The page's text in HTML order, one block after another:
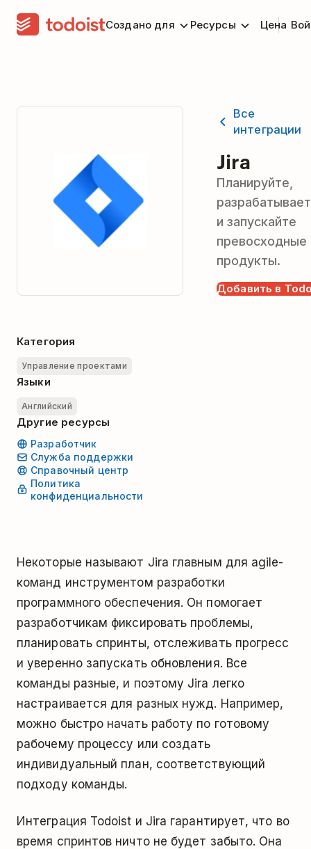
Создано для Ресурсы Цена
Все
интеграции
Jira
Планируйте,
и запускайте
превосходные
продукты.
Добавить в
Категория
Управление проектами
Языки
Английский
Другие ресурсы
Разработчик
Служба поддержки
Справочный центр
Политика
конфиденциальности
Некоторые называют Jira главным для agile-
команд инструментом разработки
программного обеспечения. Он помогает
разработчикам фиксировать проблемы,
планировать спринты, отслеживать прогресс
и уверенно запускать обновления. Все
команды разные, и поэтому Jira легко
настраивается для разных нужд. Например,
можно быстро начать работу по готовому
рабочему процессу или создать
индивидуальный план, соответствующий
подходу команды.
Интеграция Todoist и Jira гарантирует, что во
время спринтов ничто не будет забыто. Она